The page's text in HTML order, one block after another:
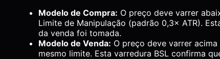
Modelo de Compra: O preço deve varrer
Limite de Manipulação (padrão 0,3× ATR).
da venda foi tomada.
Modelo de Venda: O preço deve varrer
mesmo limite. Esta varredura BSL confirma